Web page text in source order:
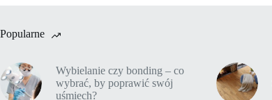
Popularne
Wybielanie czy bonding – co
wybrać, by poprawić swój
uśmiech?